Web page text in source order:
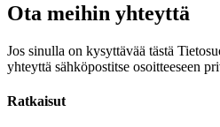
Ota meihin yhteyttä
Jos sinulla on kysyttävää tästä
yhteyttä sähköpostitse osoitteeseen
Ratkaisut